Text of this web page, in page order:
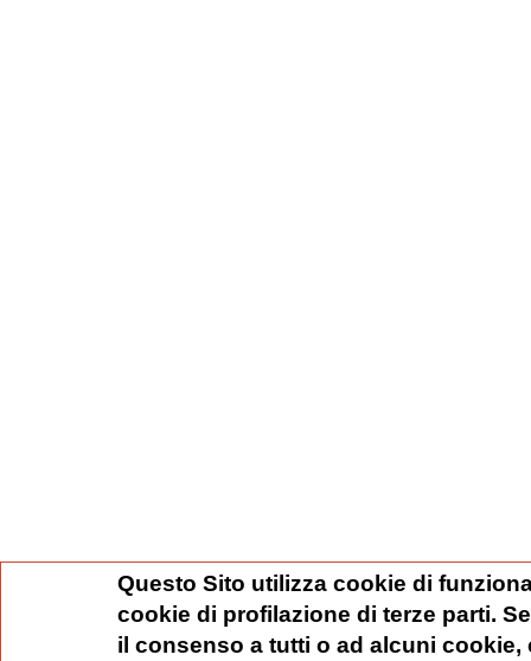
Questo Sito utilizza cookie di
cookie di profilazione di terze parti.
il consenso a tutti o ad alcuni